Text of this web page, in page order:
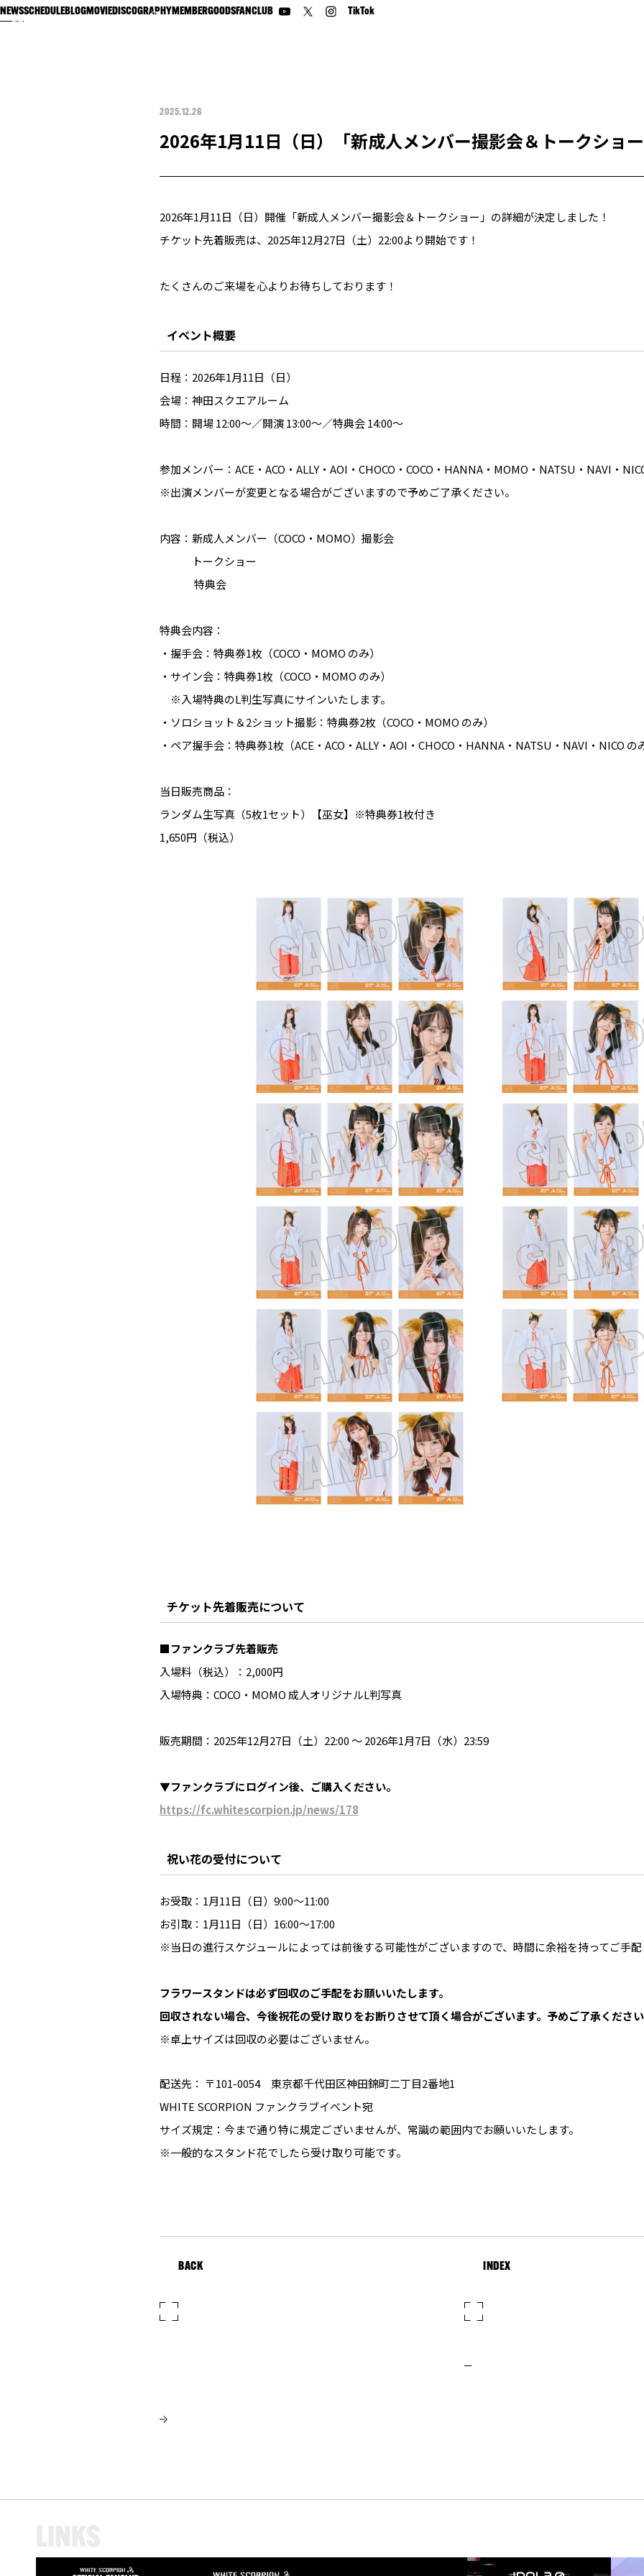
NEWSSCHEDULEBLOGMOVIE DISCOGRAPHYMEMBERGOODS FANCLUB TikTok
2025.12.26
2026年1月11日（日）「新成人メンバー撮影会＆トークショ
2026年1月11日（日）開催「新成人メンバー撮影会＆トークショー」の詳細が決定しました！
チケット先着販売は、2025年12月27日（土）22:00より開始です！
たくさんのご来場を心よりお待ちしております！
イベント概要
日程：2026年1月11日（日）
会場：神田スクエアルーム
時間：開場 12:00〜／開演 13:00〜／特典会 14:00〜
参加メンバー：ACE・ACO・ALLY・AOI・CHOCO・COCO・HANNA・MOMO・NATSU・NAVI・
※出演メンバーが変更となる場合がございますので予めご了承ください。
内容：新成人メンバー（COCO・MOMO）撮影会
トークショー
特典会
特典会内容：
・握手会：特典券1枚（COCO・MOMO のみ）
・サイン会：特典券1枚（COCO・MOMO のみ）
※入場特典のL判生写真にサインいたします。
・ソロショット＆2ショット撮影：特典券2枚（COCO・MOMO のみ）
・ペア握手会：特典券1枚（ACE・ACO・ALLY・AOI・CHOCO・HANNA・NATSU・NAVI・NICO の
当日販売商品：
ランダム生写真（5枚1セット）【巫女】※特典券1枚付き
1,650円（税込）
チケット先着販売について
■ファンクラブ先着販売
入場料（税込）：2,000円
入場特典：COCO・MOMO 成人オリジナルL判写真
販売期間：2025年12月27日（土）22:00 〜 2026年1月7日（水）23:59
▼ファンクラブにログイン後、ご購入ください。
https://fc.whitescorpion.jp/news/178
祝い花の受付について
お受取：1月11日（日）9:00〜11:00
お引取：1月11日（日）16:00〜17:00
※当日の進行スケジュールによっては前後する可能性がございますので、時間に余裕を持ってご手
フラワースタンドは必ず回収のご手配をお願いいたします。
回収されない場合、今後祝花の受け取りをお断りさせて頂く場合がございます。予めご了承くださ
※卓上サイズは回収の必要はございません。
配送先： 〒101-0054 東京都千代田区神田錦町二丁目2番地1
WHITE SCORPION ファンクラブイベント宛
サイズ規定：今まで通り特に規定ございませんが、常識の範囲内でお願いいたします。
※一般的なスタンド花でしたら受け取り可能です。
BACK INDEX